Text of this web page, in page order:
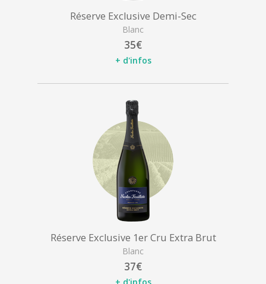
Réserve Exclusive Demi-Sec
Blanc
35€
+ d'infos
Réserve Exclusive 1er Cru Extra Brut
Blanc
37€